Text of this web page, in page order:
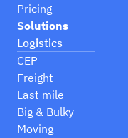
Pricing
Solutions
Logistics
CEP
Freight
Last mile
Big & Bulky
Moving